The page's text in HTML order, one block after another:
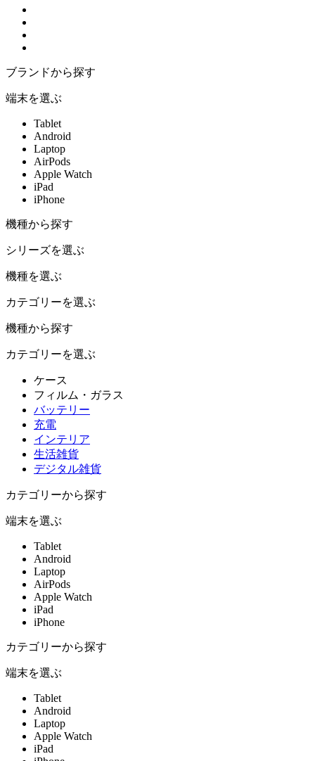
ブランドから探す
端末を選ぶ
Tablet
Android
Laptop
AirPods
Apple Watch
iPad
iPhone
機種から探す
シリーズを選ぶ
機種を選ぶ
カテゴリーを選ぶ
機種から探す
カテゴリーを選ぶ
ケース
フィルム・ガラス
バッテリー
充電
インテリア
生活雑貨
デジタル雑貨
カテゴリーから探す
端末を選ぶ
Tablet
Android
Laptop
AirPods
Apple Watch
iPad
iPhone
カテゴリーから探す
端末を選ぶ
Tablet
Android
Laptop
Apple Watch
iPad